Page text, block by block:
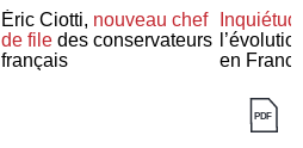
Éric Ciotti, nouveau chef
de filedes conservateurs
français
en